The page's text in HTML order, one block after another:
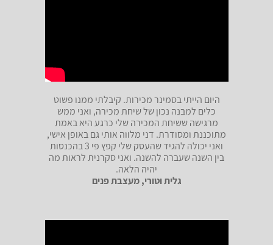
היום הייתי בסמינר מכירות. קיבלתי ממנו פשוט
כלים למבנה נכון של שיחת מכירה, ואני ממש
מרגישה ששיחת המכירה שלי כרגע היא באמת
מתוכננת ומסודרת. דני מלווה אותי גם באופן אישי,
ואני יכולה להגיד שהעסק שלי קפץ פי 3 בהכנסות
בין השנה שעברה להשנה. ואני סקרנית לראות מה
יהיה הלאה.
גלית וטורי, מעצבת פנים